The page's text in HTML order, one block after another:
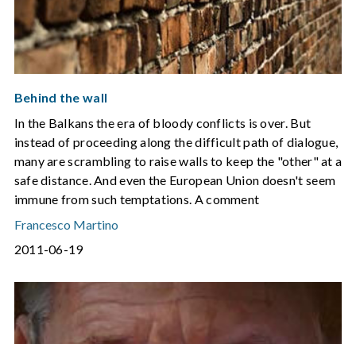
Behind the wall
In the Balkans the era of bloody conflicts is over. But
instead of proceeding along the difficult path of dialogue,
many are scrambling to raise walls to keep the "other" at a
safe distance. And even the European Union doesn't seem
immune from such temptations. A comment
Francesco Martino
2011-06-19